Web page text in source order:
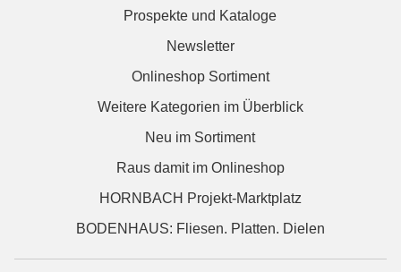
Prospekte und Kataloge
Newsletter
Onlineshop Sortiment
Weitere Kategorien im Überblick
Neu im Sortiment
Raus damit im Onlineshop
HORNBACH Projekt-Marktplatz
BODENHAUS: Fliesen. Platten. Dielen